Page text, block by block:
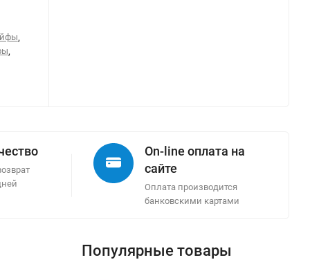
,
,
On-line оплата на
сайте
Оплата производится
банковскими картами
Популярные товары